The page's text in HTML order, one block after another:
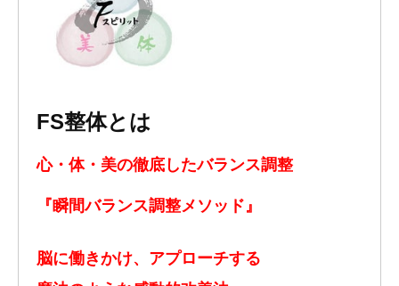
FS整体とは
心・体・美の徹底したバランス調整
『瞬間バランス調整メソッド』
脳に働きかけ、アプローチする